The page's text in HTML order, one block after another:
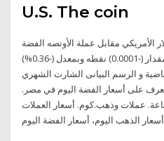
U.S. The coin
الأمريكي مقابل عملة الأونصه الفضة
اليوم الاثنين 18 يناير 2021 بمقدار (-0.0001) نقطه وبمعدل (-0.36%)
و الرسم البيانى الشارت الشهري
على أسعار الفضة اليوم في مصر.
عملات وذهب.كوم. أسعار العملات
أسعار الذهب اليوم، أسعار الفضة اليوم